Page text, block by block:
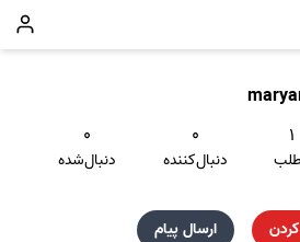
۱
۰
دنبال‌کننده
۰
دنبال‌شده
ارسال پیام